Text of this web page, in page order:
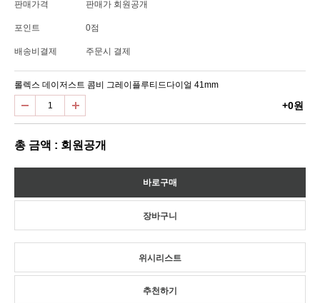
판매가격 판매가 회원공개
포인트 0점
배송비결제 주문시 결제
롤렉스 데이저스트 콤비 그레이플루티드다이얼 41mm
+0원
총 금액 : 회원공개
위시리스트
추천하기